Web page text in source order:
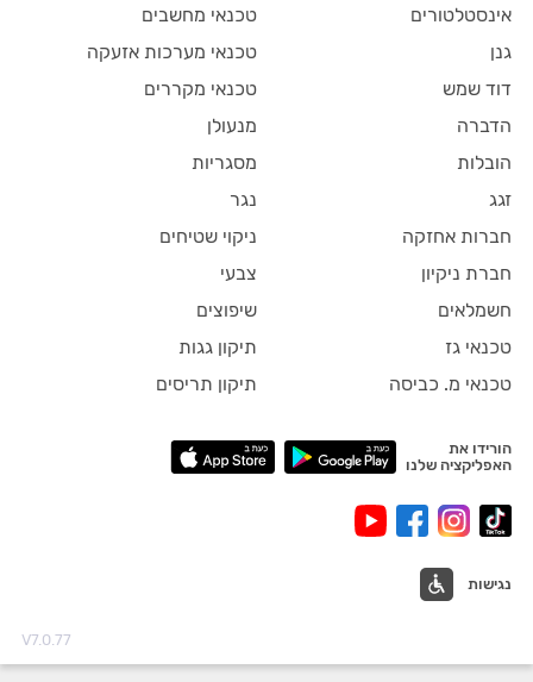
אינסטלטורים
גנן
דוד שמש
הדברה
הובלות
זגג
חברות אחזקה
חברת ניקיון
חשמלאים
טכנאי גז
טכנאי מ. כביסה
טכנאי מחשבים
טכנאי מערכות אזעקה
טכנאי מקררים
מנעולן
מסגריות
נגר
ניקוי שטיחים
צבעי
שיפוצים
תיקון גגות
תיקון תריסים
הורידו את
האפליקציה שלנו
נגישות
V7.0.77